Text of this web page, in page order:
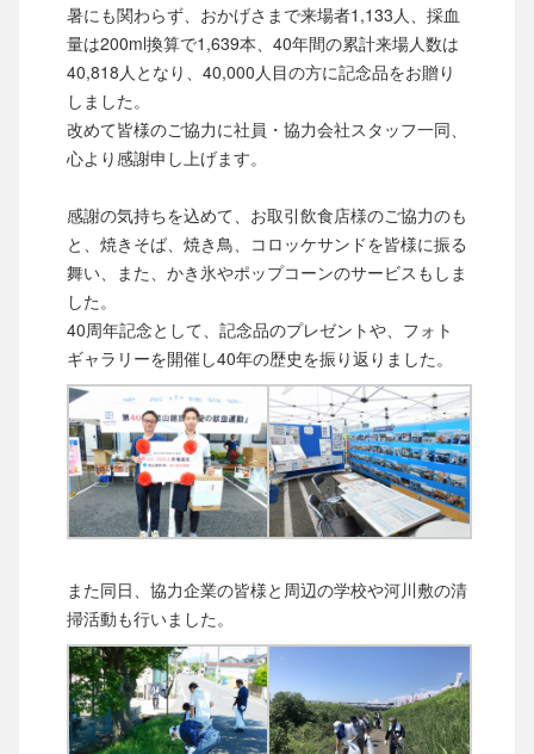
暑にも関わらず、おかげさまで来場者1,133人、採血
量は200ml換算で1,639本、40年間の累計来場人数は
40,818人となり、40,000人目の方に記念品をお贈り
しました。
改めて皆様のご協力に社員・協力会社スタッフ一同、
心より感謝申し上げます。
感謝の気持ちを込めて、お取引飲食店様のご協力のも
と、焼きそば、焼き鳥、コロッケサンドを皆様に振る
舞い、また、かき氷やポップコーンのサービスもしま
した。
40周年記念として、記念品のプレゼントや、フォト
ギャラリーを開催し40年の歴史を振り返りました。
また同日、協力企業の皆様と周辺の学校や河川敷の清
掃活動も行いました。